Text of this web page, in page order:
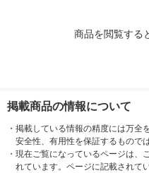
商品を閲覧する
掲載商品の情報について
・ 掲載している情報の精度には万全
安全性、有用性を保証するもので
・ 現在ご覧になっているページは、
れています。ページに記載されて